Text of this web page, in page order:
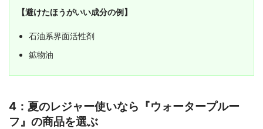
【避けたほうがいい成分の例】
石油系界面活性剤
鉱物油
4：夏のレジャー使いなら『ウォータープルー
フ』の商品を選ぶ